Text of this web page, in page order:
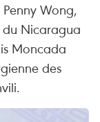
Wong,
du Nicaragua
Moncada
des